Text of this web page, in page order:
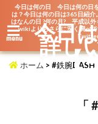
今日は何の日 今日は何の日
は？今日は何の日は365日紹介
はなんの日 ?何の月? 平成以外
wikiよりもさらに深く調べ
menu 今日
詳し
【
ホーム > #鉄腕DASH
「